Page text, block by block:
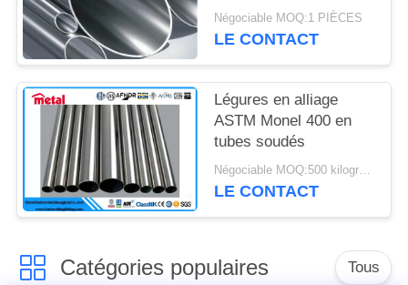
Pétrole et gaz 1 093 °C
(2 000 °F) pour l’alliage
Négociable MOQ:1 PIÈCES
LE CONTACT
Légures en alliage
ASTM Monel 400 en
tubes soudés
Négociable MOQ:500 kilogrammes
LE CONTACT
Catégories populaires Tous